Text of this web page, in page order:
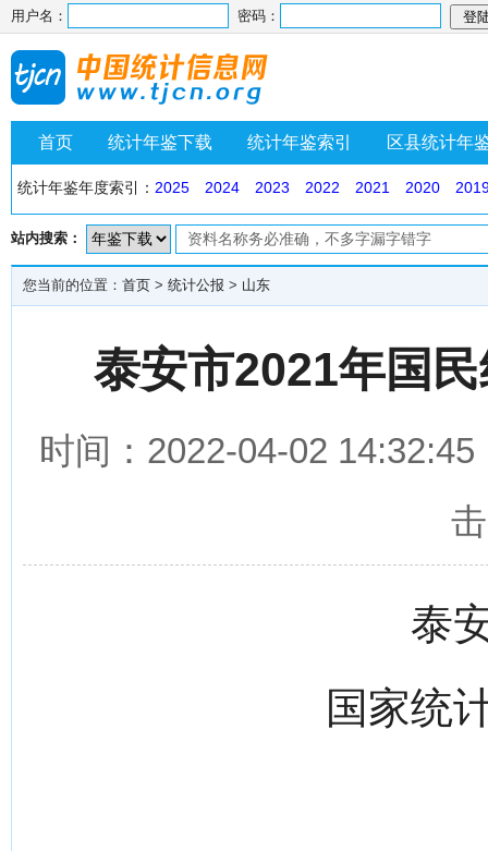
用户名： 密码：
首页 统计年鉴下载 统计年鉴索引 区县统计年
统计年鉴年度索引： 2025 2024 2023 2022 2021 2020
站内搜索：
您当前的位置： 首页 > 统计公报 > 山东
泰安市2021年国
时间：2022-04-02
泰
国家统